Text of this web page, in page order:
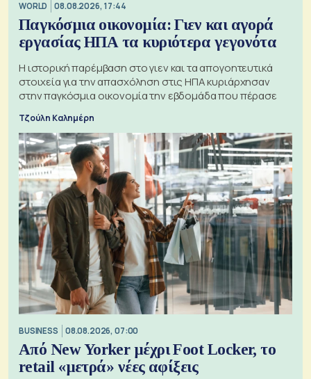
WORLD 08.08.2026, 17:44
Παγκόσμια οικονομία: Γιεν και αγορά
εργασίας ΗΠΑ τα κυριότερα γεγονότα
Η ιστορική παρέμβαση στο γιεν και τα απογοητευτικά
στοιχεία για την απασχόληση στις ΗΠΑ κυριάρχησαν
στην παγκόσμια οικονομία την εβδομάδα που πέρασε
Τζούλη Καλημέρη
BUSINESS 08.08.2026, 07:00
Από New Yorker μέχρι Foot Locker, το
retail «μετρά» νέες αφίξεις